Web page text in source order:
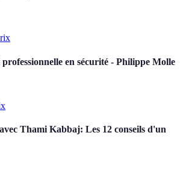
professionnelle en sécurité - Philippe Molle
Thami Kabbaj: Les 12 conseils d'un